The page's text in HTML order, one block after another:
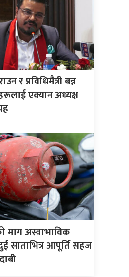
र प्रविधिमैत्री बन्न
एक्यान अध्यक्ष
माग अस्वाभाविक
साताभित्र आपूर्ति सहज